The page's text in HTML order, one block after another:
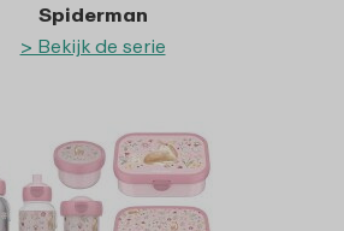
Spiderman
> Bekijk de serie